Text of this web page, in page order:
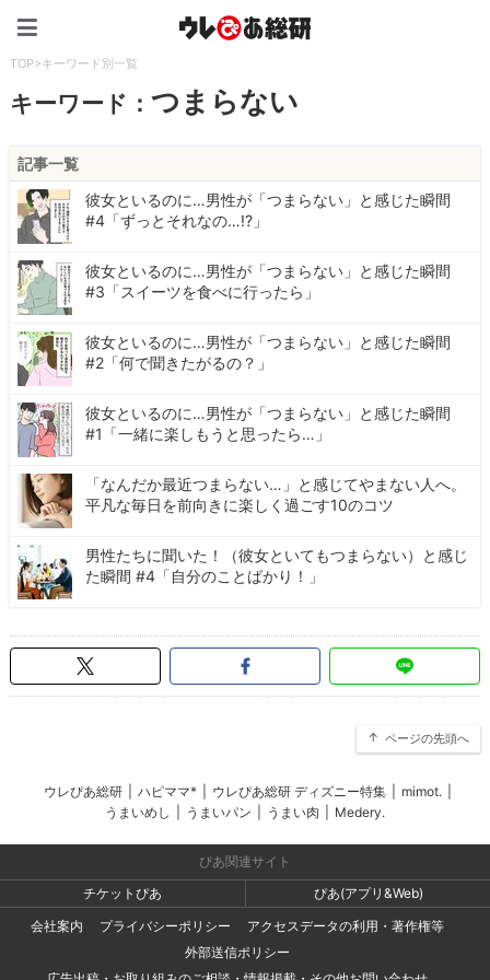
TOP>キーワード別一覧
キーワード：つまらない
記事一覧
彼女といるのに…男性が「つまらない」と感じた瞬間
#4「ずっとそれなの…!?」
彼女といるのに…男性が「つまらない」と感じた瞬間
#3「スイーツを食べに行ったら」
彼女といるのに…男性が「つまらない」と感じた瞬間
#2「何で聞きたがるの？」
彼女といるのに…男性が「つまらない」と感じた瞬間
#1「一緒に楽しもうと思ったら…」
「なんだか最近つまらない…」と感じてやまない人へ。
平凡な毎日を前向きに楽しく過ごす10のコツ
男性たちに聞いた！（彼女といてもつまらない）と感じ
た瞬間 #4「自分のことばかり！」
ページの先頭へ
ウレぴあ総研 ハピママ* ウレぴあ総研 ディズニー特集 mimot.
うまいめし
うまいパン うまい肉 Medery.
ぴあ関連サイト
チケットぴあ
ぴあ(アプリ&Web)
会社案内
プライバシーポリシー
アクセスデータの利用・著作権等
外部送信ポリシー